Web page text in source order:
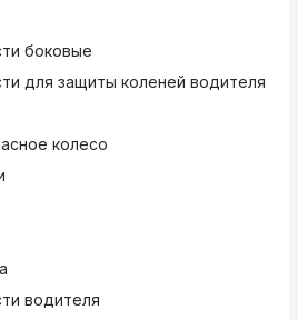
боковые
для защиты коленей водителя
колесо
водителя